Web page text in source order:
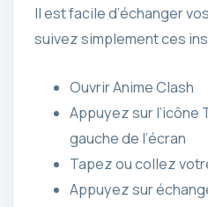
Il est facile d’échanger
suivez simplement ces
Ouvrir Anime Clash
Appuyez sur l’icône
gauche de l’écran
Tapez ou collez
Appuyez sur